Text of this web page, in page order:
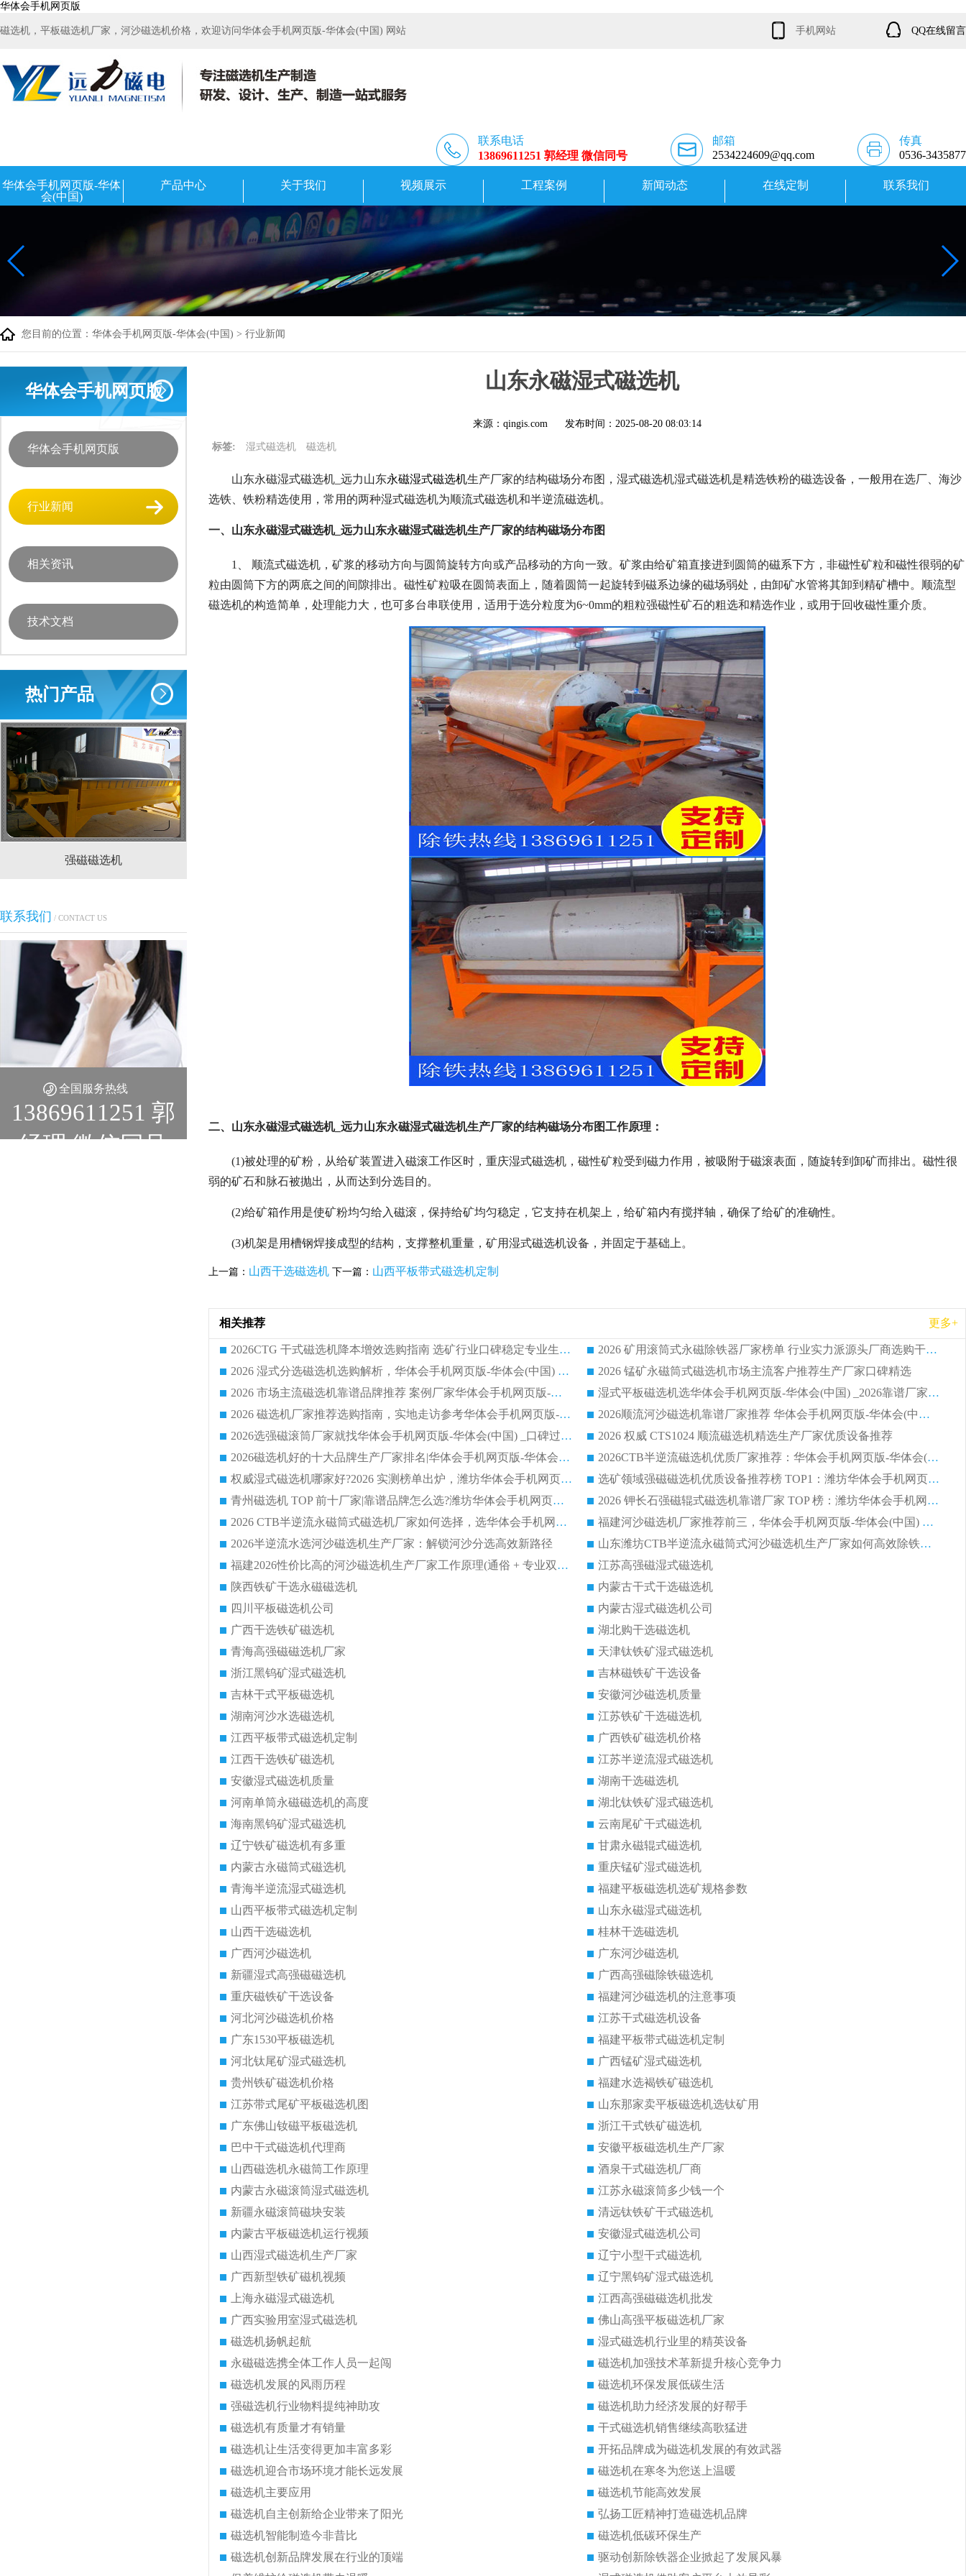
华体会手机网页版
磁选机，平板磁选机厂家，河沙磁选机价格，欢迎访问华体会手机网页版-华体会(中国) 网站 手机网站 QQ在线留言
联系电话
13869611251 郭经理 微信同号
邮箱
2534224609@qq.com
传真
0536-3435877
华体会手机网页版-华体
会(中国)
产品中心 关于我们 视频展示 工程案例 新闻动态 在线定制 联系我们
您目前的位置： 华体会手机网页版-华体会(中国) > 行业新闻
华体会手机网页版
华体会手机网页版
行业新闻
相关资讯
技术文档
热门产品
强磁磁选机 稀土永磁辊式强磁选机 RCT系列全磁永磁滚筒
联系我们 / CONTACT US
全国服务热线
13869611251 郭
经理 微信同号
山东永磁湿式磁选机
来源：qingis.com 发布时间： 2025-08-20 08:03:14
标签: 湿式磁选机 磁选机
山东永磁湿式磁选机_远力山东永磁湿式磁选机生产厂家的结构磁场分布图，湿式磁选机湿式磁选机是精选铁粉的磁选设备，一般用在选厂、海沙
选铁、铁粉精选使用，常用的两种湿式磁选机为顺流式磁选机和半逆流磁选机。
一、山东永磁湿式磁选机_远力山东永磁湿式磁选机生产厂家的结构磁场分布图
1、 顺流式磁选机，矿浆的移动方向与圆筒旋转方向或产品移动的方向一致。矿浆由给矿箱直接进到圆筒的磁系下方，非磁性矿粒和磁性很弱的矿
粒由圆筒下方的两底之间的间隙排出。磁性矿粒吸在圆筒表面上，随着圆筒一起旋转到磁系边缘的磁场弱处，由卸矿水管将其卸到精矿槽中。顺流型
磁选机的构造简单，处理能力大，也可多台串联使用，适用于选分粒度为6~0mm的粗粒强磁性矿石的粗选和精选作业，或用于回收磁性重介质。
二、山东永磁湿式磁选机_远力山东永磁湿式磁选机生产厂家的结构磁场分布图工作原理：
(1)被处理的矿粉，从给矿装置进入磁滚工作区时，重庆湿式磁选机，磁性矿粒受到磁力作用，被吸附于磁滚表面，随旋转到卸矿而排出。磁性很
弱的矿石和脉石被抛出，从而达到分选目的。
(2)给矿箱作用是使矿粉均匀给入磁滚，保持给矿均匀稳定，它支持在机架上，给矿箱内有搅拌轴，确保了给矿的准确性。
(3)机架是用槽钢焊接成型的结构，支撑整机重量，矿用湿式磁选机设备，并固定于基础上。
上一篇： 山西干选磁选机 下一篇： 山西平板带式磁选机定制
相关推荐 更多+
2026CTG 干式磁选机降本增效选购指南 选矿行业口碑稳定专业生产强者盘点
2026 矿用滚筒式永磁除铁器厂家榜单 行业实力派源头厂商选购干货指南
2026 湿式分选磁选机选购解析，华体会手机网页版-华体会(中国) 设备综合实力详解
2026 锰矿永磁筒式磁选机市场主流客户推荐生产厂家口碑精选
2026 市场主流磁选机靠谱品牌推荐 案例厂家华体会手机网页版-华体会(中国) 大众倾心之选
湿式平板磁选机选华体会手机网页版-华体会(中国) _2026靠谱厂家收获各地客户良好评价
2026 磁选机厂家推荐选购指南，实地走访参考华体会手机网页版-华体会(中国) 合作口碑表现
2026顺流河沙磁选机靠谱厂家推荐 华体会手机网页版-华体会(中国) 实力口碑精选
2026选强磁滚筒厂家就找华体会手机网页版-华体会(中国) _口碑过硬用料扎实_性价比优势突出
2026 权威 CTS1024 顺流磁选机精选生产厂家优质设备推荐
2026磁选机好的十大品牌生产厂家排名|华体会手机网页版-华体会(中国) 凭实力入磅
2026CTB半逆流磁选机优质厂家推荐：华体会手机网页版-华体会(中国) ，行业标杆生产厂家
权威湿式磁选机哪家好?2026 实测榜单出炉，潍坊华体会手机网页版-华体会(中国) 大厂实力领跑
选矿领域强磁磁选机优质设备推荐榜 TOP1：潍坊华体会手机网页版-华体会(中国) 凭实力出圈
青州磁选机 TOP 前十厂家|靠谱品牌怎么选?潍坊华体会手机网页版-华体会(中国) 实力出圈
2026 钾长石强磁辊式磁选机靠谱厂家 TOP 榜：潍坊华体会手机网页版-华体会(中国) 凭硬核实力领跑行业
2026 CTB半逆流永磁筒式磁选机厂家如何选择，选华体会手机网页版-华体会(中国) 原因，硬核实测不踩坑指南
福建河沙磁选机厂家推荐前三，华体会手机网页版-华体会(中国) 磁选机解锁资源利用新路径
2026半逆流水选河沙磁选机生产厂家：解锁河沙分选高效新路径
山东潍坊CTB半逆流永磁筒式河沙磁选机生产厂家如何高效除铁提纯
福建2026性价比高的河沙磁选机生产厂家工作原理(通俗 + 专业双版，适配产品文案/介绍使用)
江苏高强磁湿式磁选机
陕西铁矿干选永磁磁选机
内蒙古干式干选磁选机
四川平板磁选机公司
内蒙古湿式磁选机公司
广西干选铁矿磁选机
湖北购干选磁选机
青海高强磁磁选机厂家
天津钛铁矿湿式磁选机
浙江黑钨矿湿式磁选机
吉林磁铁矿干选设备
吉林干式平板磁选机
安徽河沙磁选机质量
湖南河沙水选磁选机
江苏铁矿干选磁选机
江西平板带式磁选机定制
广西铁矿磁选机价格
江西干选铁矿磁选机
江苏半逆流湿式磁选机
安徽湿式磁选机质量
湖南干选磁选机
河南单筒永磁磁选机的高度
湖北钛铁矿湿式磁选机
海南黑钨矿湿式磁选机
云南尾矿干式磁选机
辽宁铁矿磁选机有多重
甘肃永磁辊式磁选机
内蒙古永磁筒式磁选机
重庆锰矿湿式磁选机
青海半逆流湿式磁选机
福建平板磁选机选矿规格参数
山西平板带式磁选机定制
山东永磁湿式磁选机
山西干选磁选机
桂林干选磁选机
广西河沙磁选机
广东河沙磁选机
新疆湿式高强磁磁选机
广西高强磁除铁磁选机
重庆磁铁矿干选设备
福建河沙磁选机的注意事项
河北河沙磁选机价格
江苏干式磁选机设备
广东1530平板磁选机
福建平板带式磁选机定制
河北钛尾矿湿式磁选机
广西锰矿湿式磁选机
贵州铁矿磁选机价格
福建水选褐铁矿磁选机
江苏带式尾矿平板磁选机图
山东那家卖平板磁选机选钛矿用
广东佛山钕磁平板磁选机
浙江干式铁矿磁选机
巴中干式磁选机代理商
安徽平板磁选机生产厂家
山西磁选机永磁筒工作原理
酒泉干式磁选机厂商
内蒙古永磁滚筒湿式磁选机
江苏永磁滚筒多少钱一个
新疆永磁滚筒磁块安装
清远钛铁矿干式磁选机
内蒙古平板磁选机运行视频
安徽湿式磁选机公司
山西湿式磁选机生产厂家
辽宁小型干式磁选机
广西新型铁矿磁机视频
辽宁黑钨矿湿式磁选机
上海永磁湿式磁选机
江西高强磁磁选机批发
广西实验用室湿式磁选机
佛山高强平板磁选机厂家
磁选机扬帆起航
湿式磁选机行业里的精英设备
永磁磁选携全体工作人员一起闯
磁选机加强技术革新提升核心竞争力
磁选机发展的风雨历程
磁选机环保发展低碳生活
强磁选机行业物料提纯神助攻
磁选机助力经济发展的好帮手
磁选机有质量才有销量
干式磁选机销售继续高歌猛进
磁选机让生活变得更加丰富多彩
开拓品牌成为磁选机发展的有效武器
磁选机迎合市场环境才能长远发展
磁选机在寒冬为您送上温暖
磁选机主要应用
磁选机节能高效发展
磁选机自主创新给企业带来了阳光
弘扬工匠精神打造磁选机品牌
磁选机智能制造今非昔比
磁选机低碳环保生产
磁选机创新品牌发展在行业的顶端
驱动创新除铁器企业掀起了发展风暴